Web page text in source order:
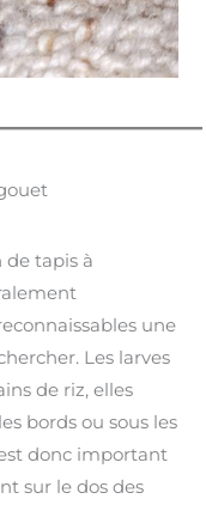
de tapis à
une
Les larves
de riz, elles
bords ou sous les
donc important
sur le dos des